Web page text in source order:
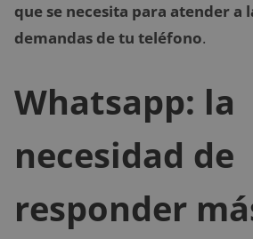
que se necesita para atender a
demandas de tu teléfono.
Whatsapp: la
necesidad de
responder